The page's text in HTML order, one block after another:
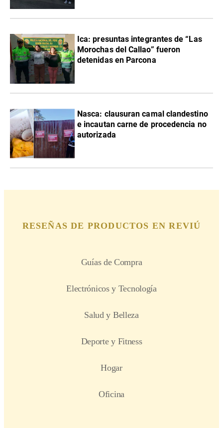
Ica: presuntas integrantes de “Las
Morochas del Callao” fueron
detenidas en Parcona
Nasca: clausuran camal clandestino
e incautan carne de procedencia no
autorizada